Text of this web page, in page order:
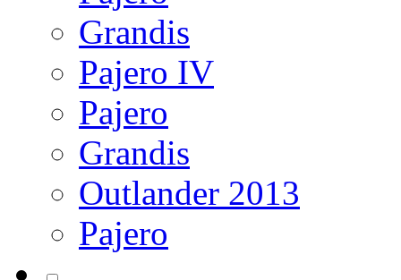
Grandis
Pajero IV
Pajero
Grandis
Outlander 2013
Pajero